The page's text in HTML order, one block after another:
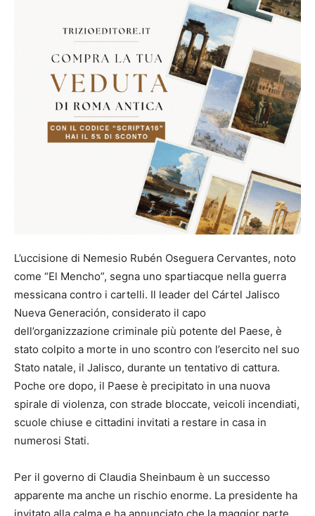
L’uccisione di Nemesio Rubén Oseguera Cervantes, noto
come “El Mencho”, segna uno spartiacque nella guerra
messicana contro i cartelli. Il leader del Cártel Jalisco
Nueva Generación, considerato il capo
dell’organizzazione criminale più potente del Paese, è
stato colpito a morte in uno scontro con l’esercito nel suo
Stato natale, il Jalisco, durante un tentativo di cattura.
Poche ore dopo, il Paese è precipitato in una nuova
spirale di violenza, con strade bloccate, veicoli incendiati,
scuole chiuse e cittadini invitati a restare in casa in
numerosi Stati.
Per il governo di Claudia Sheinbaum è un successo
apparente ma anche un rischio enorme. La presidente ha